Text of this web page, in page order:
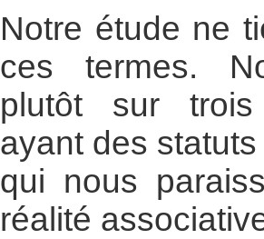
Notre étude ne
ces termes.
plutôt sur trois
ayant des
qui nous
réalité